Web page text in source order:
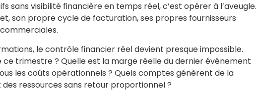
sans visibilité financière en temps réel, c’est opérer à l’aveugle.
son propre cycle de facturation, ses propres fournisseurs
le contrôle financier réel devient presque impossible.
trimestre ? Quelle est la marge réelle du dernier événement
les coûts opérationnels ? Quels comptes génèrent de la
ressources sans retour proportionnel ?